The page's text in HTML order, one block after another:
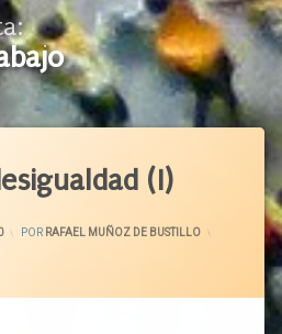
(I)
ACTUALIZADO EL
POR RAFAEL MUÑOZ DE BUSTILLO